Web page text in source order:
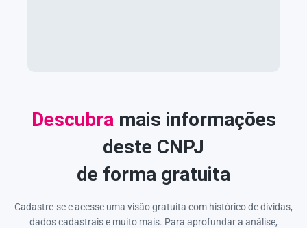
Descubra mais informações
deste CNPJ
de forma gratuita
Cadastre-se e acesse uma visão gratuita com histórico de dívidas,
dados cadastrais e muito mais. Para aprofundar a análise,